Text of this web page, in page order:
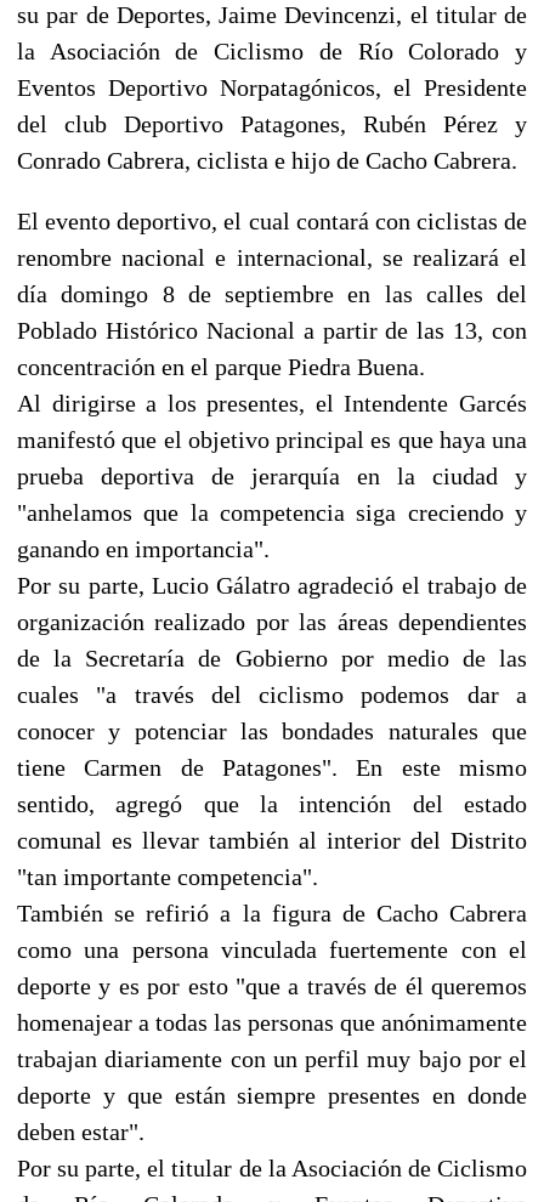
su par de Deportes, Jaime Devincenzi, el titular de
la Asociación de Ciclismo de Río Colorado y
Eventos Deportivo Norpatagónicos, el Presidente
del club Deportivo Patagones, Rubén Pérez y
Conrado Cabrera, ciclista e hijo de Cacho Cabrera.
El evento deportivo, el cual contará con ciclistas de
renombre nacional e internacional, se realizará el
día domingo 8 de septiembre en las calles del
Poblado Histórico Nacional a partir de las 13, con
concentración en el parque Piedra Buena.
Al dirigirse a los presentes, el Intendente Garcés
manifestó que el objetivo principal es que haya una
prueba deportiva de jerarquía en la ciudad y
"anhelamos que la competencia siga creciendo y
ganando en importancia".
Por su parte, Lucio Gálatro agradeció el trabajo de
organización realizado por las áreas dependientes
de la Secretaría de Gobierno por medio de las
cuales "a través del ciclismo podemos dar a
conocer y potenciar las bondades naturales que
tiene Carmen de Patagones". En este mismo
sentido, agregó que la intención del estado
comunal es llevar también al interior del Distrito
"tan importante competencia".
También se refirió a la figura de Cacho Cabrera
como una persona vinculada fuertemente con el
deporte y es por esto "que a través de él queremos
homenajear a todas las personas que anónimamente
trabajan diariamente con un perfil muy bajo por el
deporte y que están siempre presentes en donde
deben estar".
Por su parte, el titular de la Asociación de Ciclismo